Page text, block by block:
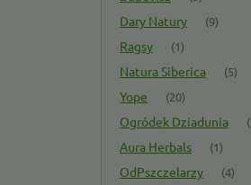
Dary Natury (9)
Ragsy (1)
Natura Siberica (5)
Yope (20)
Ogródek Dziadunia
Aura Herbals (1)
OdPszczelarzy (4)